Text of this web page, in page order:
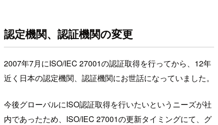
認定機関、認証機関の変更
2007年7月にISO/IEC 27001の認証取得を行ってから、12年
近く日本の認定機関、認証機関にお世話になっていました。
今後グローバルにISO認証取得を行いたいというニーズが社
内であったため、ISO/IEC 27001の更新タイミングにて、グ